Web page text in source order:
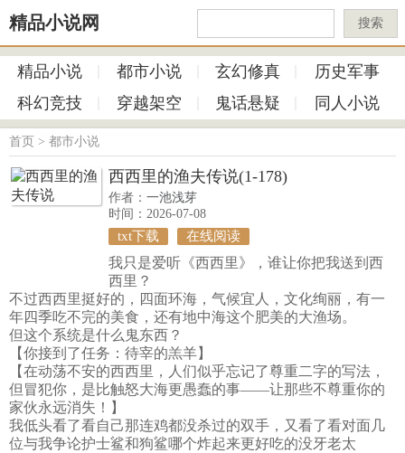
精品小说网 搜索
精品小说 都市小说 玄幻修真
历史军事
科幻竞技
穿越架空 鬼话悬疑 同人小说
首页 > 都市小说
西西里的渔夫传说(1-178)
作者： 一池浅芽
时间：2026-07-08
txt下载 在线阅读
我只是爱听《西西里》，谁让你把我送到西
西里？
不过西西里挺好的，四面环海，气候宜人，文化绚丽，有一
年四季吃不完的美食，还有地中海这个肥美的大渔场。
但这个系统是什么鬼东西？
【你接到了任务：待宰的羔羊】
【在动荡不安的西西里，人们似乎忘记了尊重二字的写法，
但冒犯你，是比触怒大海更愚蠢的事——让那些不尊重你的
家伙永远消失！】
我低头看了看自己那连鸡都没杀过的双手，又看了看对面几
位与我争论护士鲨和狗鲨哪个炸起来更好吃的没牙老太